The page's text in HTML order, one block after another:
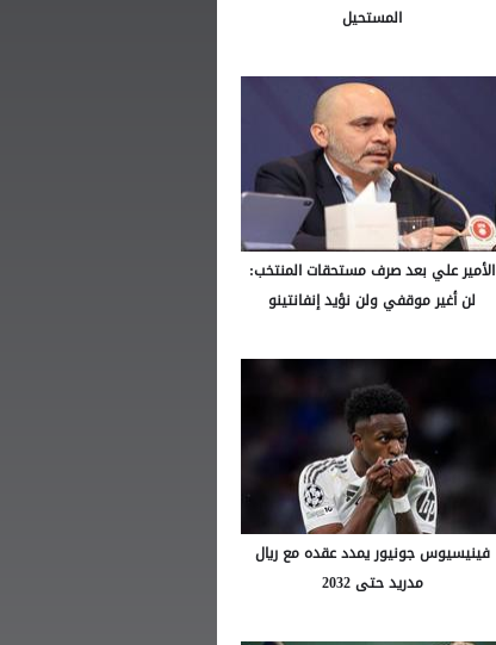
المستحيل
الأمير علي بعد صرف مستحقات المنتخب:
لن أغير موقفي ولن نؤيد إنفانتينو
فينيسيوس جونيور يمدد عقده مع ريال
مدريد حتى 2032